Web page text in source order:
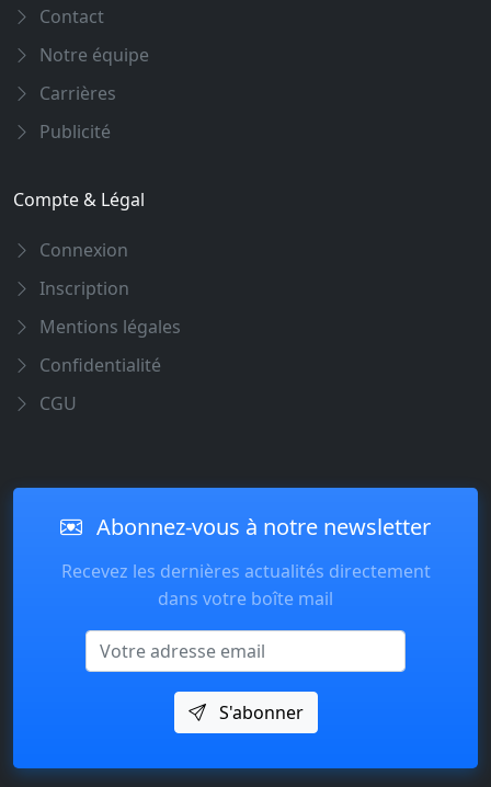
Contact
Notre équipe
Carrières
Publicité
Compte & Légal
Connexion
Inscription
Mentions légales
Confidentialité
CGU
Abonnez-vous à notre newsletter
Recevez les dernières actualités directement
dans votre boîte mail
Email
S'abonner